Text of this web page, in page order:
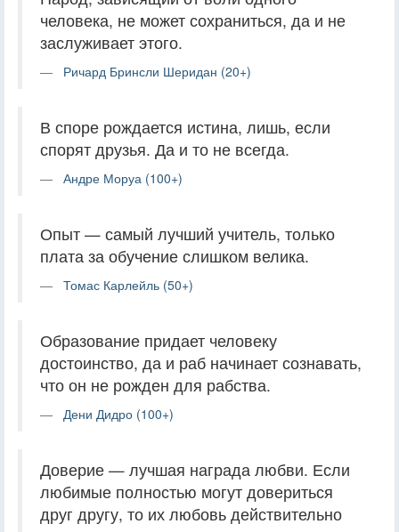
человека, не может сохраниться, да и не
заслуживает этого.
Ричард Бринсли Шеридан (20+)
В споре рождается истина, лишь, если
спорят друзья. Да и то не всегда.
Андре Моруа (100+)
Опыт — самый лучший учитель, только
плата за обучение слишком велика.
Томас Карлейль (50+)
Образование придает человеку
достоинство, да и раб начинает сознавать,
что он не рожден для рабства.
Дени Дидро (100+)
Доверие — лучшая награда любви. Если
любимые полностью могут довериться
друг другу, то их любовь действительно